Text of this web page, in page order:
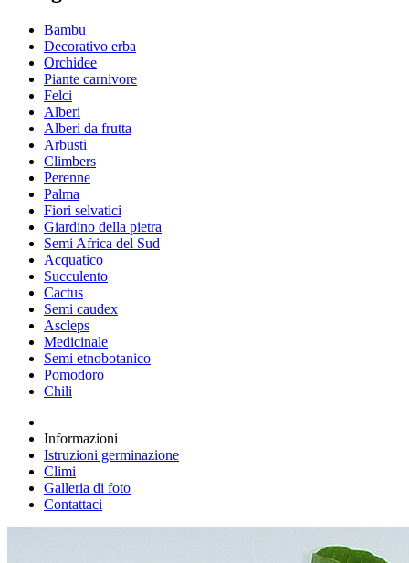
Bambu
Decorativo erba
Orchidee
Piante carnivore
Felci
Alberi
Alberi da frutta
Arbusti
Climbers
Perenne
Palma
Fiori selvatici
Giardino della pietra
Semi Africa del Sud
Acquatico
Succulento
Cactus
Semi caudex
Ascleps
Medicinale
Semi etnobotanico
Pomodoro
Chili
Informazioni
Istruzioni germinazione
Climi
Galleria di foto
Contattaci